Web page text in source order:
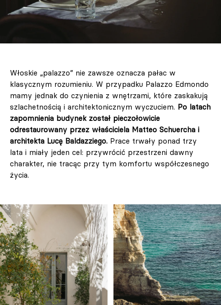
Włoskie „palazzo” nie zawsze oznacza pałac w
klasycznym rozumieniu. W przypadku Palazzo Edmondo
mamy jednak do czynienia z wnętrzami, które zaskakują
szlachetnością i architektonicznym wyczuciem. Po latach
zapomnienia budynek został pieczołowicie
odrestaurowany przez właściciela Matteo Schuercha i
architekta Lucę Baldazziego. Prace trwały ponad trzy
lata i miały jeden cel: przywrócić przestrzeni dawny
charakter, nie tracąc przy tym komfortu współczesnego
życia.